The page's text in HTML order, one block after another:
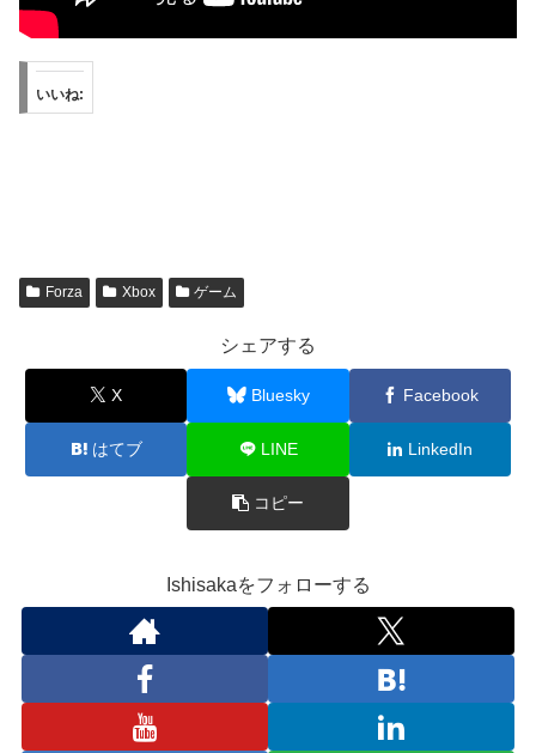
いいね:
Forza Xbox ゲーム
シェアする
X Bluesky Facebook
はてブ LINE LinkedIn
コピー
Ishisakaをフォローする